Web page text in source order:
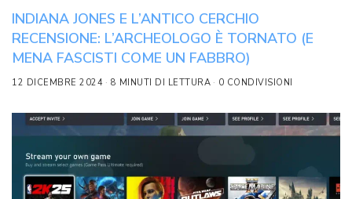
INDIANA JONES E L’ANTICO CERCHIO
RECENSIONE: L’ARCHEOLOGO È TORNATO (E
MENA FASCISTI COME UN FABBRO)
12 DICEMBRE 2024 8 MINUTI DI LETTURA 0 CONDIVISIONI